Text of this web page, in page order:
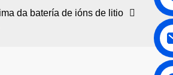
da batería de ións de litio